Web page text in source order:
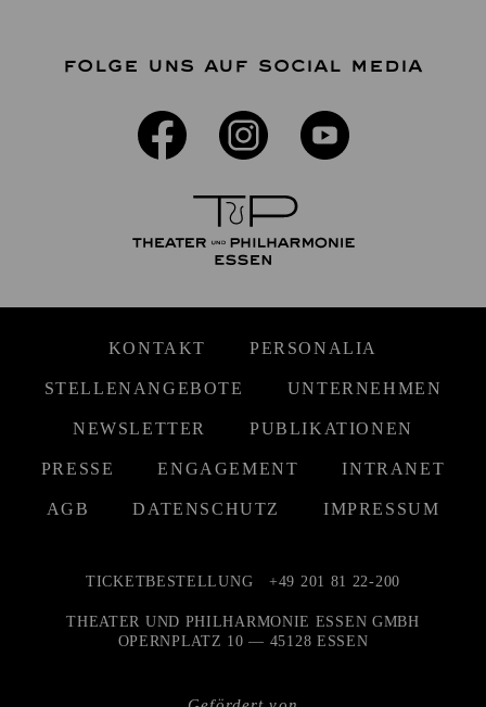
FOLGE UNS AUF SOCIAL MEDIA
KONTAKT PERSONALIA
STELLENANGEBOTE UNTERNEHMEN
NEWSLETTER PUBLIKATIONEN
PRESSE ENGAGEMENT INTRANET
AGB DATENSCHUTZ IMPRESSUM
TICKETBESTELLUNG +49 201 81 22-200
THEATER UND PHILHARMONIE ESSEN GMBH
OPERNPLATZ 10 — 45128 ESSEN